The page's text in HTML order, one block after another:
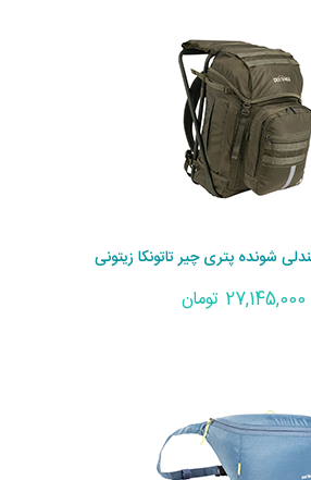
شونده پتری چیر تاتونکا زیتونی
27,145,000 تومان